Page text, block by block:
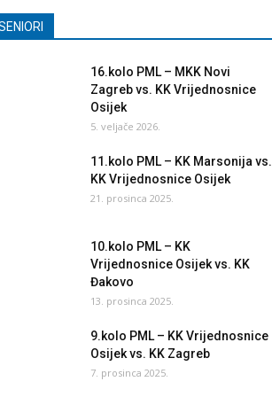
16.kolo PML – MKK Novi
Zagreb vs. KK Vrijednosnice
Osijek
5. veljače 2026.
11.kolo PML – KK Marsonija vs.
KK Vrijednosnice Osijek
21. prosinca 2025.
10.kolo PML – KK
Vrijednosnice Osijek vs. KK
Đakovo
13. prosinca 2025.
9.kolo PML – KK Vrijednosnice
Osijek vs. KK Zagreb
7. prosinca 2025.